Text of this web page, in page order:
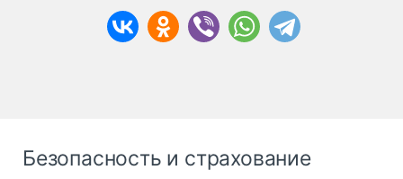
Безопасность и страхование